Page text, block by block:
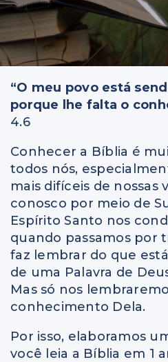
“O meu povo está
porque lhe falta o
4.6
Conhecer a Bíblia é
todos nós,
mais difíceis de nossas
conosco por meio de
Espírito Santo nos
quando passamos por
faz lembrar do que
de uma Palavra de
Mas só nos
conhecimento Dela.
Por isso, elaboramos
você leia a Bíblia em 1